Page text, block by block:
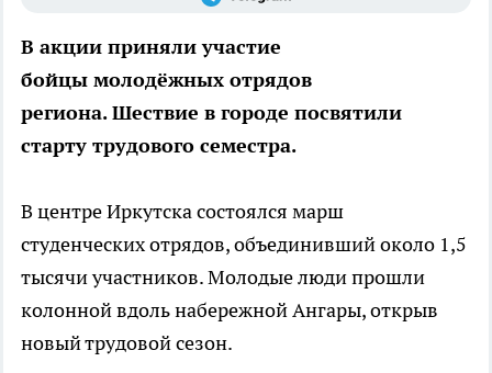
В акции приняли участие
бойцы молодёжных отрядов
региона. Шествие в городе посвятили
старту трудового семестра.
В центре Иркутска состоялся марш
студенческих отрядов, объединивший около 1,5
тысячи участников. Молодые люди прошли
колонной вдоль набережной Ангары, открыв
новый трудовой сезон.